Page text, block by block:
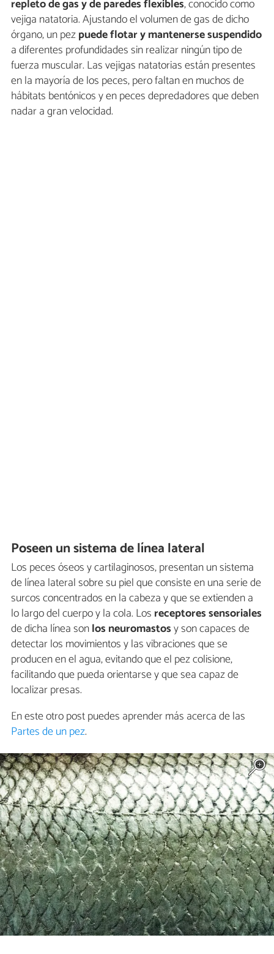
repleto de gas y de paredes flexibles, conocido como
vejiga natatoria. Ajustando el volumen de gas de dicho
órgano, un pezpuede flotar y mantenerse suspendido
a diferentes profundidades sin realizar ningún tipo de
fuerza muscular. Las vejigas natatorias están presentes
en la mayoría de los peces, pero faltan en muchos de
hábitats bentónicos y en peces depredadores que deben
nadar a gran velocidad.
Poseen un sistema de línea lateral
Los peces óseos y cartilaginosos, presentan un sistema
de línea lateral sobre su piel que consiste en una serie de
surcos concentrados en la cabeza y que se extienden a
lo largo del cuerpo y la cola. Los receptores sensoriales
de dicha línea sonlos neuromastosy son capaces de
detectar los movimientos y las vibraciones que se
producen en el agua, evitando que el pez colisione,
facilitando que pueda orientarse y que sea capaz de
localizar presas.
En este otro post puedes aprender más acerca de las
Partes de un pez.